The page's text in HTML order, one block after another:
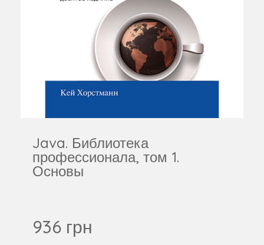
Java. Библиотека
профессионала, том 1.
Основы
936 грн